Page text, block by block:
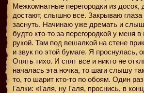
Межкомнатные перегородки из досок,
достают, слышно все. Закрываю
заснуть. Начинаю уже дремать и
будто кто-то за перегородкой у меня в
рукой. Там под вешалкой на стене
и звук по этой бумаге. Я проснулась,
Опять тихо. И спят все и никто не
началась эта ночка, то шаги слышу
то, то шарит кто-то по обоям. Один
Галки: «Галя, ну Галя, проснись, в